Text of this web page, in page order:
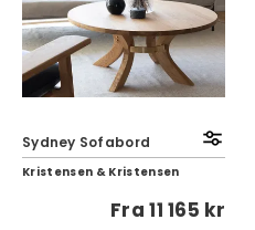
Sydney Sofabord
Kristensen & Kristensen
Fra11 165 kr